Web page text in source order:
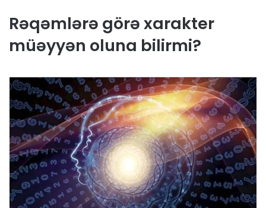
Rəqəmlərə görə xarakter
müəyyən oluna bilirmi?